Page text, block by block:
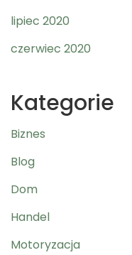
lipiec 2020
czerwiec 2020
Kategorie
Biznes
Blog
Dom
Handel
Motoryzacja